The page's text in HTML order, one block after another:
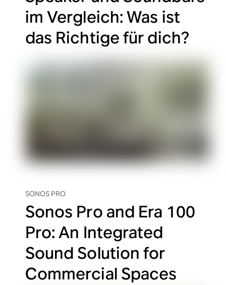
im Vergleich: Was ist
das Richtige für dich?
SONOS PRO
Sonos Pro and Era 100
Pro: An Integrated
Sound Solution for
Commercial Spaces